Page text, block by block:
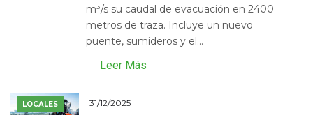
m³/s su caudal de evacuación en 2400
metros de traza. Incluye un nuevo
puente, sumideros y el...
Leer Más
LOCALES 31/12/2025